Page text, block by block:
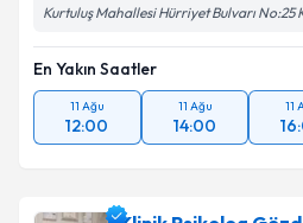
Kurtuluş Mahallesi Hürriyet Bulvarı No:25
En Yakın Saatler
11 Ağu
12:00
11 Ağu
14:00
11